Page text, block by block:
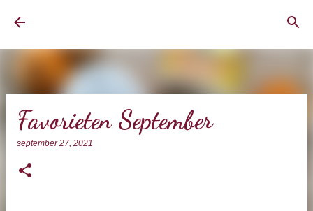
Favorieten September
september 27, 2021